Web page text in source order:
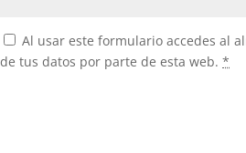
Al usar este formulario accedes al
de tus datos por parte de esta web. *